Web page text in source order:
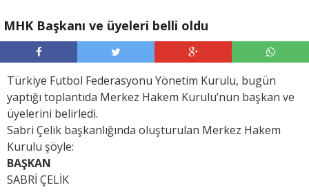
MHK Başkanı ve üyeleri belli oldu
Türkiye Futbol Federasyonu Yönetim Kurulu, bugün
yaptığı toplantıda Merkez Hakem Kurulu’nun başkan ve
üyelerini belirledi.
Sabri Çelik başkanlığında oluşturulan Merkez Hakem
Kurulu şöyle:
BAŞKAN
SABRİ ÇELİK